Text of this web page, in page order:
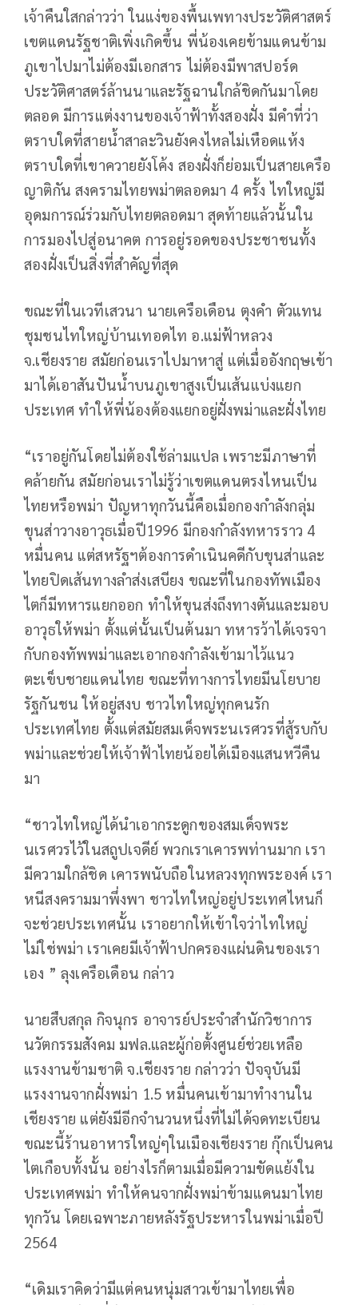
เจ้าคืนใสกล่าวว่า ในแง่ของพื้นเพทางประวัติศาสตร์
เขตแดนรัฐชาติเพิ่งเกิดขึ้น พี่น้องเคยข้ามแดนข้าม
ภูเขาไปมาไม่ต้องมีเอกสาร ไม่ต้องมีพาสปอร์ด
ประวัติศาสตร์ล้านนาและรัฐฉานใกล้ชิดกันมาโดย
ตลอด มีการแต่งงานของเจ้าฟ้าทั้งสองฝั่ง มีคำที่ว่า
ตราบใดที่สายน้ำสาละวินยังคงไหลไม่เหือดแห้ง
ตราบใดที่เขาควายยังโค้ง สองฝั่งก็ย่อมเป็นสายเครือ
ญาติกัน สงครามไทยพม่าตลอดมา 4 ครั้ง ไทใหญ่มี
อุดมการณ์ร่วมกับไทยตลอดมา สุดท้ายแล้วนั้นใน
การมองไปสู่อนาคต การอยู่รอดของประชาชนทั้ง
สองฝั่งเป็นสิ่งที่สำคัญที่สุด
ขณะที่ในเวทีเสวนา นายเครือเดือน ตุงคำ ตัวแทน
ชุมชนไทใหญ่บ้านเทอดไท อ.แม่ฟ้าหลวง
จ.เชียงราย สมัยก่อนเราไปมาหาสู่ แต่เมื่ออังกฤษเข้า
มาได้เอาสันปันน้ำบนภูเขาสูงเป็นเส้นแบ่งแยก
ประเทศ ทำให้พี่น้องต้องแยกอยู่ฝั่งพม่าและฝั่งไทย
“เราอยู่กันโดยไม่ต้องใช้ล่ามแปล เพราะมีภาษาที่
คล้ายกัน สมัยก่อนเราไม่รู้ว่าเขตแดนตรงไหนเป็น
ไทยหรือพม่า ปัญหาทุกวันนี้คือเมื่อกองกำลังกลุ่ม
ขุนส่าวางอาวุธเมื่อปี1996 มีกองกำลังทหารราว 4
หมื่นคน แต่สหรัฐฯต้องการดำเนินคดีกับขุนส่าและ
ไทยปิดเส้นทางลำส่งเสบียง ขณะที่ในกองทัพเมือง
ไตก็มีทหารแยกออก ทำให้ขุนส่งถึงทางตันและมอบ
อาวุธให้พม่า ตั้งแต่นั้นเป็นต้นมา ทหารว้าได้เจรจา
กับกองทัพพม่าและเอากองกำลังเข้ามาไว้แนว
ตะเข็บชายแดนไทย ขณะที่ทางการไทยมีนโยบาย
รัฐกันชน ให้อยู่สงบ ชาวไทใหญ่ทุกคนรัก
ประเทศไทย ตั้งแต่สมัยสมเด็จพระนเรศวรที่สู้รบกับ
พม่าและช่วยให้เจ้าฟ้าไทยน้อยได้เมืองแสนหวีคืน
มา
“ชาวไทใหญ่ได้นำเอากระดูกของสมเด็จพระ
นเรศวรไว้ในสถูปเจดีย์ พวกเราเคารพท่านมาก เรา
มีความใกล้ชิด เคารพนับถือในหลวงทุกพระองค์ เรา
หนีสงครามมาพึ่งพา ชาวไทใหญ่อยู่ประเทศไหนก็
จะช่วยประเทศนั้น เราอยากให้เข้าใจว่าไทใหญ่
ไม่ใช่พม่า เราเคยมีเจ้าฟ้าปกครองแผ่นดินของเรา
เอง ” ลุงเครือเดือน กล่าว
นายสืบสกุล กิจนุกร อาจารย์ประจำสำนักวิชาการ
นวัตกรรมสังคม มฟล.และผู้ก่อตั้งศูนย์ช่วยเหลือ
แรงงานข้ามชาติ จ.เชียงราย กล่าวว่า ปัจจุบันมี
แรงงานจากฝั่งพม่า 1.5 หมื่นคนเข้ามาทำงานใน
เชียงราย แต่ยังมีอีกจำนวนหนึ่งที่ไม่ได้จดทะเบียน
ขณะนี้ร้านอาหารใหญ่ๆในเมืองเชียงราย กุ๊กเป็นคน
ไตเกือบทั้งนั้น อย่างไรก็ตามเมื่อมีความขัดแย้งใน
ประเทศพม่า ทำให้คนจากฝั่งพม่าข้ามแดนมาไทย
ทุกวัน โดยเฉพาะภายหลังรัฐประหารในพม่าเมื่อปี
2564
“เดิมเราคิดว่ามีแต่คนหนุ่มสาวเข้ามาไทยเพื่อ